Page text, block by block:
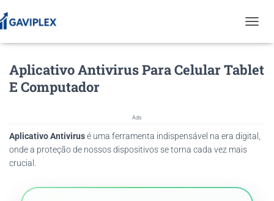
O
G
L
I
Aplicativo Antivirus Para Celular Tablet
E Computador
Ads
Aplicativo Antivirusé uma ferramenta indispensável na era digital,
onde a proteção de nossos dispositivos se torna cada vez mais
crucial.